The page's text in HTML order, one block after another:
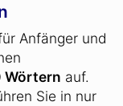
Anfänger und
Wörtern auf.
Sie in nur